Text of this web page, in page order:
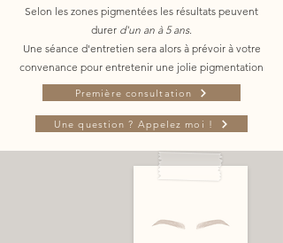
Selon les zones pigmentées les résultats peuvent
durer d'un an à 5 ans.
Une séance d'entretien sera alors à prévoir à votre
convenance pour entretenir une jolie pigmentation
Première consultation
Une question ? Appelez moi !